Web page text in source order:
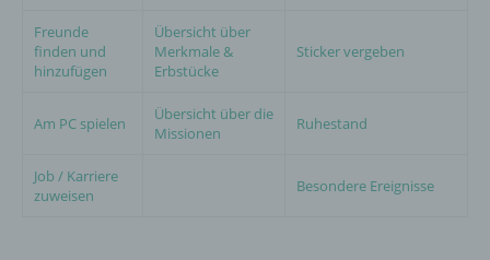
Freunde
finden und
hinzufügen
Übersicht über
Merkmale &
Erbstücke
Sticker vergeben
Am PC spielen
Übersicht über die
Missionen
Ruhestand
Job / Karriere
zuweisen
Besondere Ereignisse